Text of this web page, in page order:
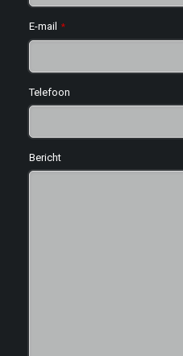
E-mail *
Telefoon
Bericht